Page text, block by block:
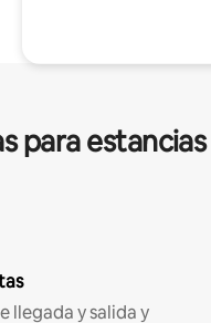
para
llegada y salida y